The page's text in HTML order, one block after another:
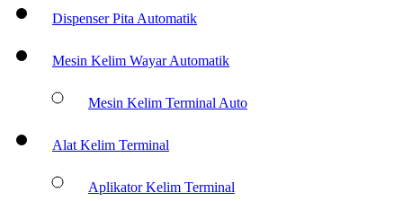
Dispenser Pita Automatik
Mesin Kelim Wayar Automatik
Mesin Kelim Terminal Auto
Alat Kelim Terminal
Aplikator Kelim Terminal